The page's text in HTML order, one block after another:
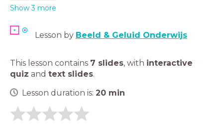
Show 3 more
Lesson by Beeld & Geluid Onderwijs
This lesson contains 7 slides, with interactive
quiz and text slides.
Lesson duration is: 20 min